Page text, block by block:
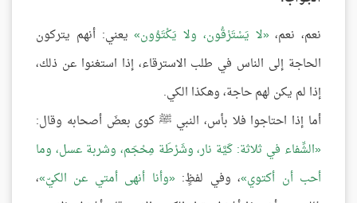
نعم، نعم، لا يَسْتَرْقُون، ولا يَكْتَوُون يعني: أنهم يتركون
الحاجة إلى الناس في طلب الاسترقاء، إذا استغنوا عن ذلك،
إذا لم يكن لهم حاجة، وهكذا الكي.
أما إذا احتاجوا فلا بأس، النبي ﷺ كوى بعضَ أصحابه وقال:
الشِّفاء في ثلاثة: كَيَّة نار، وشَرْطَة مِحْجَم، وشربة عسل، وما
أحب أن أكتوي ، وفي لفظٍ: وأنا أنهى أمتي عن الكيّ ،